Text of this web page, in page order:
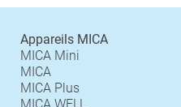
Appareils MICA
MICA Mini
MICA
MICA Plus